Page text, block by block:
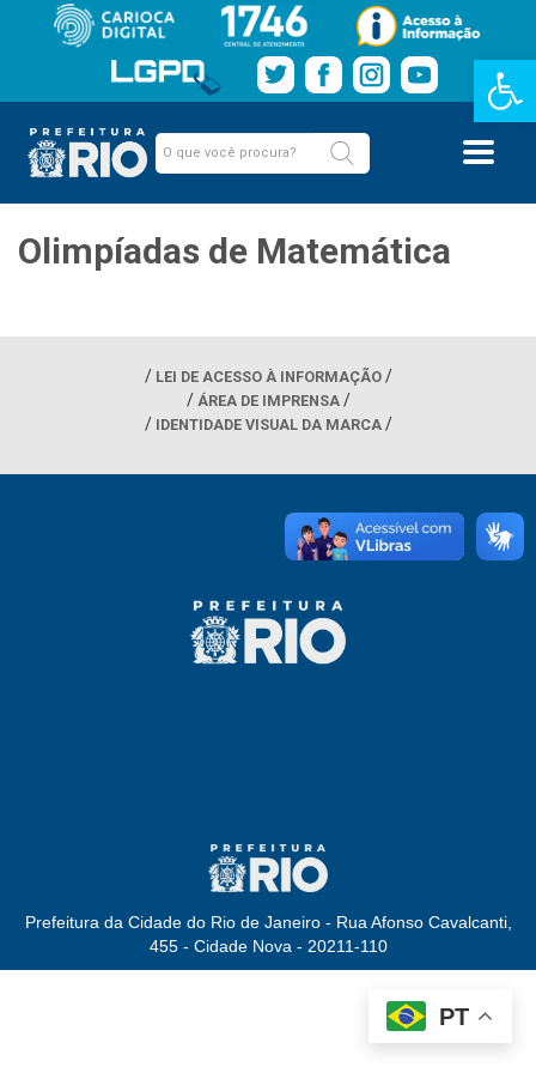
Barra de
Olimpíadas de Matemática
LEI DE ACESSO À INFORMAÇÃO
ÁREA DE IMPRENSA
IDENTIDADE VISUAL DA MARCA
Prefeitura da Cidade do Rio de Janeiro - Rua Afonso Cavalcanti,
455 - Cidade Nova - 20211-110
PT